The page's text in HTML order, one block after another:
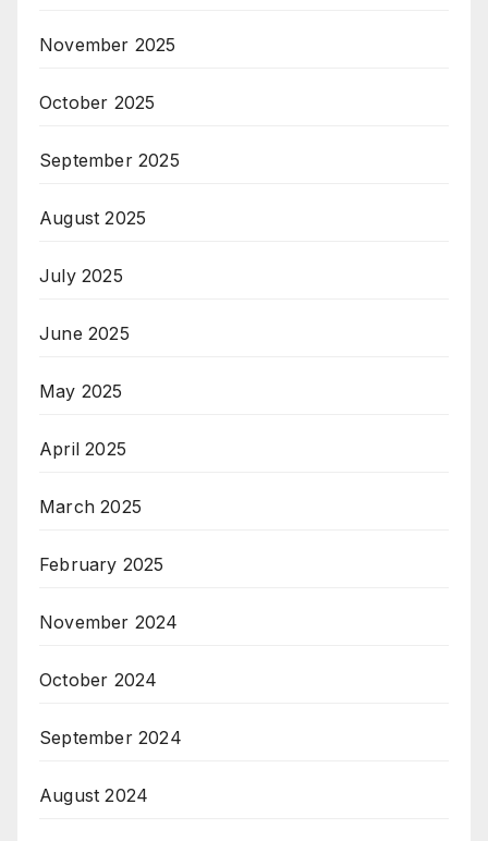
November 2025
October 2025
September 2025
August 2025
July 2025
June 2025
May 2025
April 2025
March 2025
February 2025
November 2024
October 2024
September 2024
August 2024